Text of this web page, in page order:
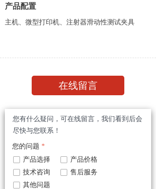
在线留言
您的问题 *
产品选择 产品价格
技术咨询 售后服务
其他问题
您有什么疑问，可在线留言，我们看到后会
尽快与您联系！
产品配置
主机、微型打印机、注射器滑动性测试夹具